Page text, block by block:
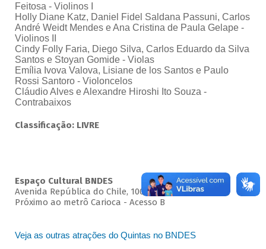
Feitosa - Violinos I
Holly Diane Katz, Daniel Fidel Saldana Passuni, Carlos
André Weidt Mendes e Ana Cristina de Paula Gelape -
Violinos II
Cindy Folly Faria, Diego Silva, Carlos Eduardo da Silva
Santos e Stoyan Gomide - Violas
Emília Ivova Valova, Lisiane de los Santos e Paulo
Rossi Santoro - Violoncelos
Cláudio Alves e Alexandre Hiroshi Ito Souza -
Contrabaixos
Classificação: LIVRE
Espaço Cultural BNDES
Avenida República do Chile, 100 - Centro
Próximo ao metrô Carioca - Acesso B
Veja as outras atrações do Quintas no BNDES